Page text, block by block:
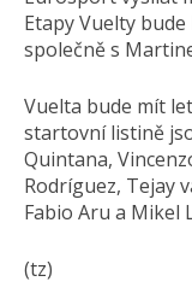
Etapy Vuelty
společně s
Vuelta bude mít
startovní listině
Quintana,
Rodríguez, Tejay
Fabio Aru a Mikel
(tz)